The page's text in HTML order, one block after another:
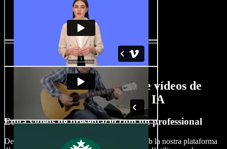
Funcions del creador de vídeos de
presentació amb IA
Edita vídeos de presentació com un professional
Descobreix totes les possibilitats creatives amb la nostra plataforma